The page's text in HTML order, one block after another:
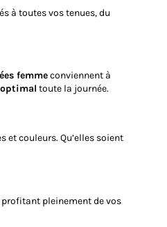
à toutes vos tenues, du
femmeconviennent à
toute la journée.
et couleurs. Qu’elles soient
pleinement de vos